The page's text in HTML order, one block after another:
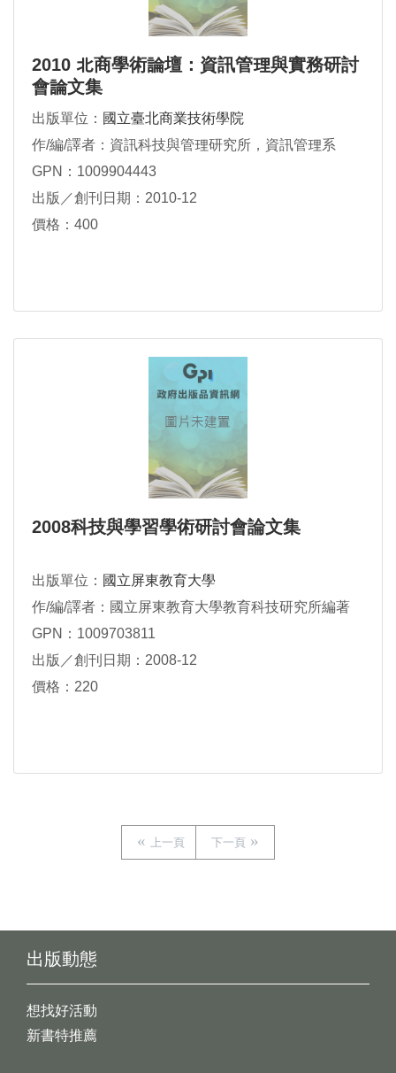
2010 北商學術論壇：資訊管理與實務研討
會論文集
出版單位： 國立臺北商業技術學院
作/編/譯者：資訊科技與管理研究所，資訊管理系
GPN：1009904443
出版／創刊日期：2010-12
價格：400
2008科技與學習學術研討會論文集
出版單位： 國立屏東教育大學
作/編/譯者：國立屏東教育大學教育科技研究所編著
GPN：1009703811
出版／創刊日期：2008-12
價格：220
上一頁 下一頁
出版動態
想找好活動
新書特推薦